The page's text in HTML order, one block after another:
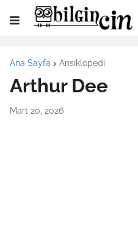
Ana Sayfa Ansiklopedi
Arthur Dee
Mart 20, 2026